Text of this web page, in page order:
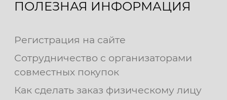
ПОЛЕЗНАЯ ИНФОРМАЦИЯ
Регистрация на сайте
Сотрудничество с организаторами
совместных покупок
Как сделать заказ физическому лицу